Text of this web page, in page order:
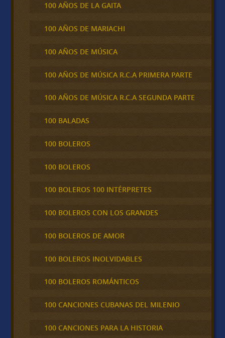
100 AÑOS DE LA GAITA
100 AÑOS DE MARIACHI
100 AÑOS DE MÚSICA
100 AÑOS DE MÚSICA R.C.A PRIMERA PARTE
100 AÑOS DE MÚSICA R.C.A SEGUNDA PARTE
100 BALADAS
100 BOLEROS
100 BOLEROS
100 BOLEROS 100 INTÉRPRETES
100 BOLEROS CON LOS GRANDES
100 BOLEROS DE AMOR
100 BOLEROS INOLVIDABLES
100 BOLEROS ROMÁNTICOS
100 CANCIONES CUBANAS DEL MILENIO
100 CANCIONES PARA LA HISTORIA